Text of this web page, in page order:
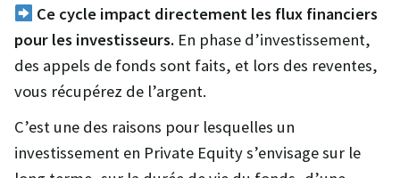
Ce cycle impact directement les flux financiers
pour les investisseurs. En phase d’investissement,
des appels de fonds sont faits, et lors des reventes,
vous récupérez de l’argent.
C’est une des raisons pour lesquelles un
investissement en Private Equity s’envisage sur le